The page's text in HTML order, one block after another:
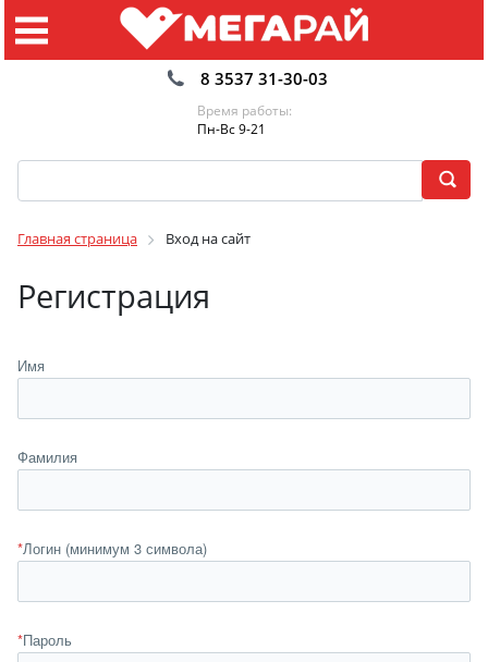
8 3537 31-30-03
Время работы:
Пн-Вс 9-21
Главная страница Вход на сайт
Регистрация
Имя
Фамилия
*Логин (минимум 3 символа)
*Пароль